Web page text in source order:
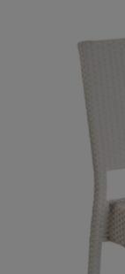
nicht in ihrer
Das Gefühl
strömt dann
Design lässt
Mobiliar
Dass er sich
lässt, macht
unerlässlich.
UV- und
schlagen Sie zu! Bis zu 6 Stühle stapelbar